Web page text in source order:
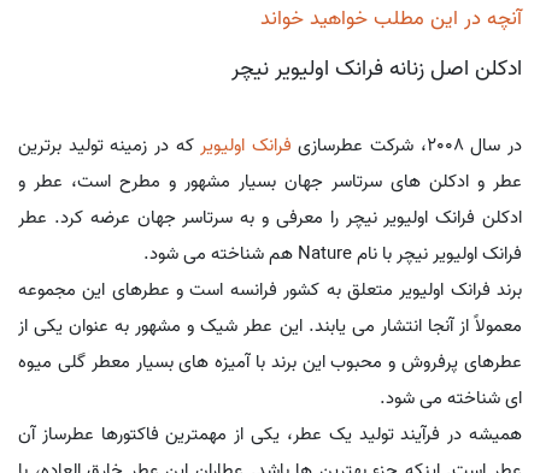
آنچه در این مطلب خواهید خواند
ادکلن اصل زنانه فرانک اولیویر نیچر
در سال 2008، شرکت عطرسازی فرانک اولیویر که در زمینه تولید برترین
عطر و ادکلن های سرتاسر جهان بسیار مشهور و مطرح است، عطر و
ادکلن فرانک اولیویر نیچر را معرفی و به سرتاسر جهان عرضه کرد. عطر
فرانک اولیویر نیچر با نام Nature هم شناخته می شود.
برند فرانک اولیویر متعلق به کشور فرانسه است و عطرهای این مجموعه
معمولاً از آنجا انتشار می یابند. این عطر شیک و مشهور به عنوان یکی از
عطرهای پرفروش و محبوب این برند با آمیزه های بسیار معطر گلی میوه
ای شناخته می شود.
همیشه در فرآیند تولید یک عطر، یکی از مهمترین فاکتورها عطرساز آن